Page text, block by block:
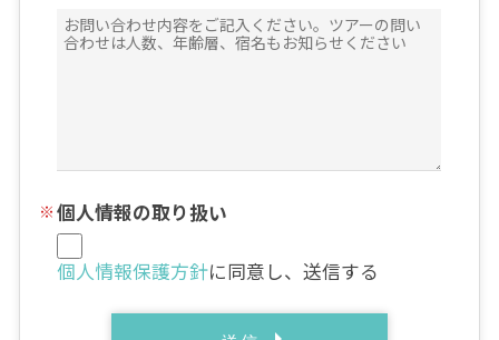
個人情報の取り扱い
個人情報保護方針に同意し、送信する